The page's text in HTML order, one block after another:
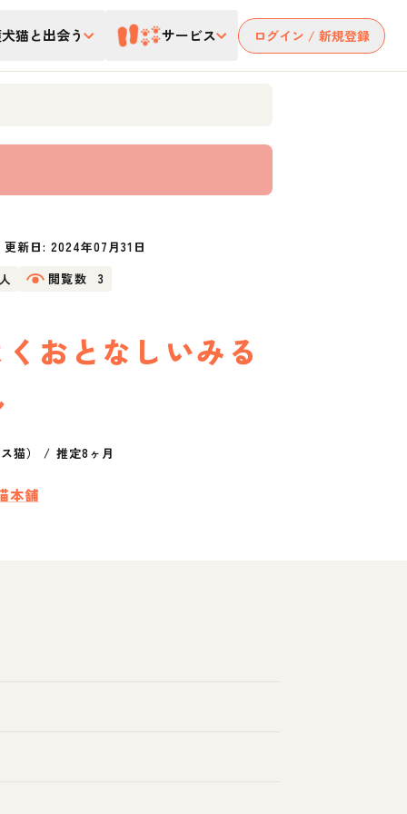
猫と出会う サービス ログイン / 新規登録
更新日: 2024年07月31日
閲覧数 3
おとなしいみる
猫） / 推定8ヶ月
本舗